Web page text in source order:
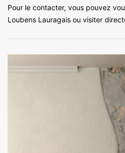
Pour le contacter, vous pouvez
Loubens Lauragais ou visiter